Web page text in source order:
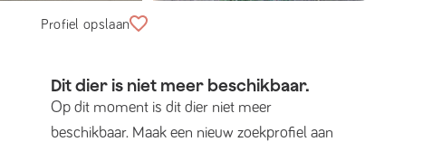
Profiel opslaan
Dit dier is niet meer beschikbaar.
Op dit moment is dit dier niet meer
beschikbaar. Maak een nieuw zoekprofiel aan